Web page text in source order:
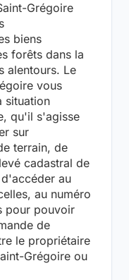
Grégoire
biens
forêts dans la
alentours. Le
vous
situation
qu'il s'agisse
sur
terrain, de
cadastral de
au
au numéro
pour pouvoir
de
le propriétaire
Grégoire ou